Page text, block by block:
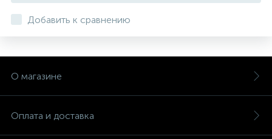
Добавить к сравнению
О магазине
Оплата и доставка